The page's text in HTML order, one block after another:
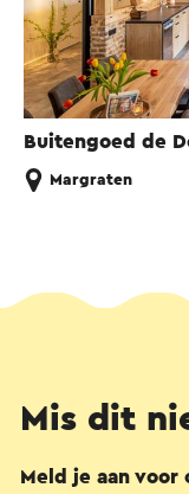
Buitengoed de
Margraten
Mis dit
Meld je aan voor